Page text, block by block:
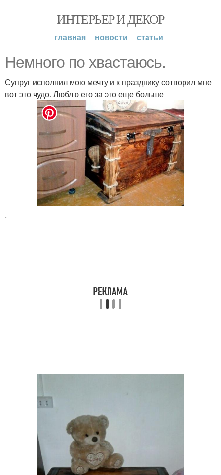
ИНТЕРЬЕР И ДЕКОР
главная новости статьи
Немного по хвастаюсь.
Супруг исполнил мою мечту и к празднику сотворил мне
вот это чудо. Люблю его за это еще больше
.